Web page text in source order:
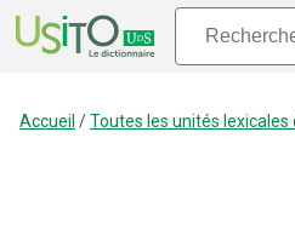
Accueil /Toutes les unités lexicales